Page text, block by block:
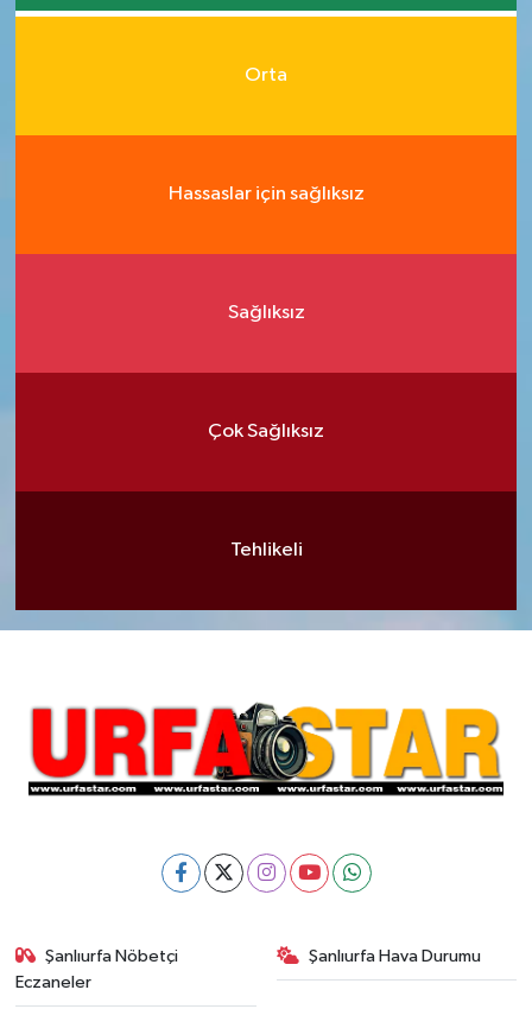
Orta
Hassaslar için sağlıksız
Sağlıksız
Çok Sağlıksız
Tehlikeli
Şanlıurfa Nöbetçi
Eczaneler
Şanlıurfa Hava Durumu